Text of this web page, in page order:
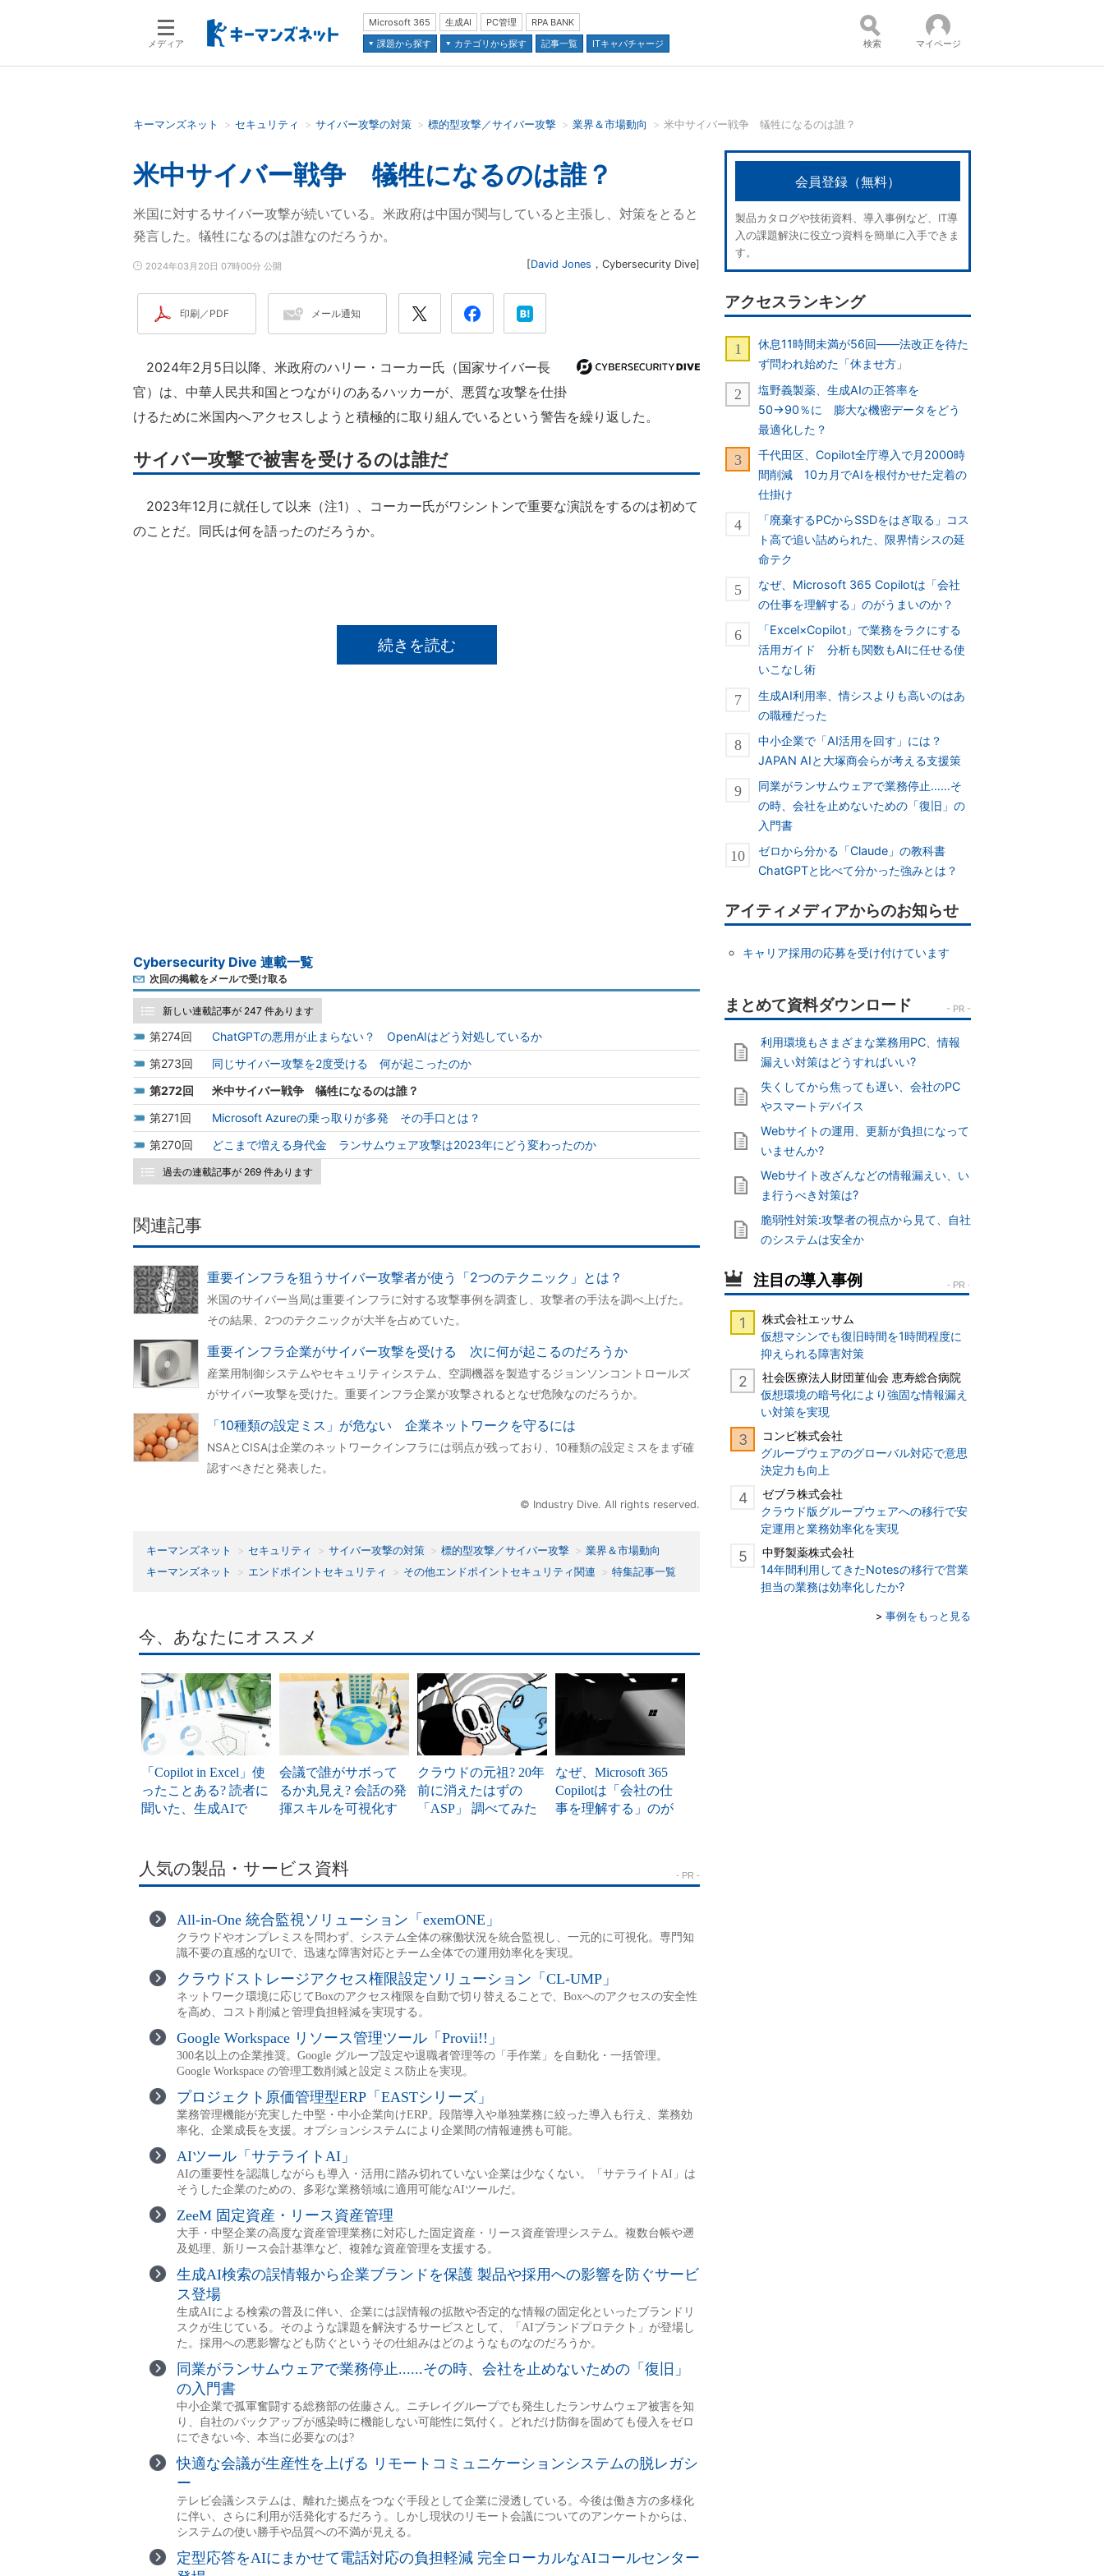
メディア
Microsoft 365 生成AI PC管理
RPA BANK
課題から探す
カテゴリから探す 記事一覧 ITキャパチャージ
検索語を入力してください コンテンツ：
並び順：
検索 マイページ
キーマンズネット セキュリティ サイバー攻撃の対策 標的型攻撃／サイバー攻撃 業界＆市場動向 米中サイバー戦争 犠牲になるのは誰？
米中サイバー戦争 犠牲になるのは誰？
米国に対するサイバー攻撃が続いている。米政府は中国が関与していると主張し、対策をとると
発言した。犠牲になるのは誰なのだろうか。
2024年03月20日 07時00分 公開 [David Jones ， Cybersecurity Dive]
印刷／PDF メール通知
2024年2月5日以降、米政府のハリー・コーカー氏（国家サイバー長
官）は、中華人民共和国とつながりのあるハッカーが、悪質な攻撃を仕掛
けるために米国内へアクセスしようと積極的に取り組んでいるという警告を繰り返した。
サイバー攻撃で被害を受けるのは誰だ
2023年12月に就任して以来（注1）、コーカー氏がワシントンで重要な演説をするのは初めて
のことだ。同氏は何を語ったのだろうか。
続きを読む
Cybersecurity Dive 連載一覧
次回の掲載をメールで受け取る
新しい連載記事が 247 件あります
274
ChatGPTの悪用が止まらない？ OpenAIはどう対処しているか
273
同じサイバー攻撃を2度受ける 何が起こったのか
272
米中サイバー戦争 犠牲になるのは誰？
271
Microsoft Azureの乗っ取りが多発 その手口とは？
270
どこまで増える身代金 ランサムウェア攻撃は2023年にどう変わったのか
過去の連載記事が 269 件あります
関連記事
重要インフラを狙うサイバー攻撃者が使う「2つのテクニック」とは？
米国のサイバー当局は重要インフラに対する攻撃事例を調査し、攻撃者の手法を調べ上げた。
その結果、2つのテクニックが大半を占めていた。
重要インフラ企業がサイバー攻撃を受ける 次に何が起こるのだろうか
産業用制御システムやセキュリティシステム、空調機器を製造するジョンソンコントロールズ
がサイバー攻撃を受けた。重要インフラ企業が攻撃されるとなぜ危険なのだろうか。
「10種類の設定ミス」が危ない 企業ネットワークを守るには
NSAとCISAは企業のネットワークインフラには弱点が残っており、10種類の設定ミスをまず確
認すべきだと発表した。
© Industry Dive. All rights reserved.
キーマンズネット セキュリティ サイバー攻撃の対策 標的型攻撃／サイバー攻撃
業界＆市場動向
キーマンズネット
エンドポイントセキュリティ その他エンドポイントセキュリティ関連 特集記事一覧
会員登録（無料）
製品カタログや技術資料、導入事例など、IT導
入の課題解決に役立つ資料を簡単に入手できま
す。
アクセスランキング
休息11時間未満が56回――法改正を待た
ず問われ始めた「休ませ方」
塩野義製薬、生成AIの正答率を
50→90％に 膨大な機密データをどう
最適化した？
千代田区、Copilot全庁導入で月2000時
間削減 10カ月でAIを根付かせた定着の
仕掛け
「廃棄するPCからSSDをはぎ取る」コス
ト高で追い詰められた、限界情シスの延
命テク
なぜ、Microsoft 365 Copilotは「会社
の仕事を理解する」のがうまいのか？
「Excel×Copilot」で業務をラクにする
活用ガイド 分析も関数もAIに任せる使
いこなし術
生成AI利用率、情シスよりも高いのはあ
の職種だった
中小企業で「AI活用を回す」には？
JAPAN AIと大塚商会らが考える支援策
同業がランサムウェアで業務停止……そ
の時、会社を止めないための「復旧」の
入門書
ゼロから分かる「Claude」の教科書
ChatGPTと比べて分かった強みとは？
アイティメディアからのお知らせ
キャリア採用の応募を受け付けています
利用環境もさまざまな業務用PC、情報
漏えい対策はどうすればいい?
失くしてから焦っても遅い、会社のPC
やスマートデバイス
Webサイトの運用、更新が負担になって
いませんか?
Webサイト改ざんなどの情報漏えい、い
ま行うべき対策は?
脆弱性対策:攻撃者の視点から見て、自社
のシステムは安全か